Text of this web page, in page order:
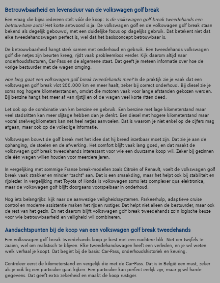
Betrouwbaarheid en levensduur van de volkswagen golf break
Een vraag die bijna iedereen stelt vóór de koop: Is de volkswagen golf break tweedehands een
betrouwbare auto?Het korte antwoord is ja. De volkswagen golf en de volkswagen golf break staan
bekend als degelijk gebouwd, met een duidelijke focus op dagelijks gebruik. Dat betekent niet dat
elke tweedehandswagen perfect is, wel dat het basisconcept betrouwbaar is.
De betrouwbaarheid hangt sterk samen met onderhoud en gebruik. Een tweedehands volkswagen
golf die netjes zijn beurten kreeg, rijdt vaak probleemloos verder. Kijk daarom altijd naar
onderhoudsfacturen, Car-Pass en de algemene staat. Dat geeft je meteen informatie over hoe de
vorige bestuurder met de wagen omging.
Hoe lang gaat een volkswagen golf break tweedehands mee?In de praktijk zie je vaak dat een
volkswagen golf break vlot 200.000 km en meer haalt, zeker bij correct onderhoud. Bij diesel zie je
soms nog hogere kilometerstanden, omdat die motoren vaak voor lange afstanden gekozen werden.
Bij benzine hangt het meer af van rijstijl en of de wagen veel korte ritten deed.
Let ook op de combinatie van km benzine en gebruik. Een benzine met lage kilometerstand maar
veel stadsritten kan meer slijtage hebben dan je denkt. Een diesel met hogere kilometerstand maar
vooral snelwegkilometers kan net heel netjes aanvoelen. Dat is waarom je niet enkel op de cijfers mag
afgaan, maar ook op de volledige informatie.
Volkswagen bouwt de golf break met het idee dat hij breed inzetbaar moet zijn. Dat zie je aan de
ophanging, de stoelen en de afwerking. Het comfort blijft vaak lang goed, en dat maakt de
volkswagen golf break tweedehands interessant voor wie een duurzame koop wil. Zeker bij gezinnen
die één wagen willen houden voor meerdere jaren.
In vergelijking met sommige Franse break-modellen zoals Citroën of Renault, voelt de volkswagen golf
break vaak strakker en minder “zacht” aan. Dat is een smaakding, maar het helpt ook bij stabiliteit en
rijplezier. In vergelijking met Toyota of Honda is volkswagen soms iets complexer qua elektronica,
maar de volkswagen golf blijft doorgaans voorspelbaar in onderhoud.
Nog iets belangrijks: kijk naar de aanwezige veiligheidssystemen. Parkeerhulp, adaptieve cruise
control en moderne assistentie maken het rijden rustiger. Dat helpt niet alleen de bestuurder, maar ook
de rest van het gezin. En net daarom blijft volkswagen golf break tweedehands zo’n logische keuze
voor wie betrouwbaarheid en veiligheid wil combineren.
Aandachtspunten bij de koop van een volkswagen golf break tweedehands
Een volkswagen golf break tweedehands koop je best met een nuchtere blik. Niet om twijfels te
zaaien, wel om realistisch te blijven. Elke tweedehandswagen heeft een verleden, en je wil weten
welk verhaal je koopt. Dat begint bij de basis: Car-Pass, onderhoudshistoriek en keuring.
Controleer eerst de kilometerstand en vergelijk die met de Car-Pass. Dat is in België een must, zeker
als je ook bij een particulier gaat kijken. Een particulier kan perfect eerlijk zijn, maar jij wil harde
gegevens. Dat geeft extra zekerheid en maakt de koop rustiger.